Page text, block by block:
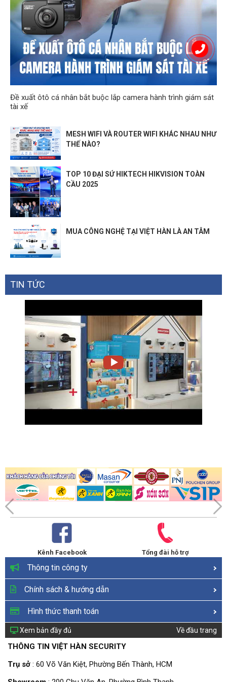
OneMesh™ products.
Parental Controls
URL Filtering
Time Controls
WAN Types
Dynamic IP
Static IP
PPPoE
Quality of Service
QoS by Device
NAT Forwarding
Port Triggering
DMZ
IPTV
IGMP Proxy
IGMP Snooping
DHCP
DHCP Client List
DDNS
Management
Tether App
OTHER
System
Requirements
Chrome 20.0+, Safari 4.0+, or other
JavaScript-enabled browser
Cable or DSL Modem (if needed)
Subscription with an internet service
provider (for internet access)
Certifications
FCC, CE, RoHS
Operating Temperature: 0℃~40℃
condensing
Storage Humidity: 5%~90% non-
condensing
TEST DATA
WiFi Transmission
<30dBm(2.4GHz & 5GHz)
WiFi Reception
Sensitivity
5GHz:
11a 6Mbps:-93dBm；11a
54Mbps:-78dBm；
11ac HT20 mcs8:69dBm;11ac HT40
mcs9:-65dBm;
11ac HT80 mcs9:-62dBm;
2.4GHz:
11g 54Mbps:-78dBm;
11n HT20 mcs7:-74dBm;
11n HT40 mcs7:-71dbm；
Đề xuất ôtô cá nhân bắt buộc lắp camera hành trình giám sát
tài xế
MESH WIFI VÀ ROUTER WIFI KHÁC NHAU NHƯ
THẾ NÀO?
TOP 10 ĐẠI SỨ HIKTECH HIKVISION TOÀN
CẦU 2025
MUA CÔNG NGHỆ TẠI VIỆT HÀN LÀ AN TÂM
TIN TỨC
Kênh Facebook Tổng đài hỗ trợ
Thông tin công ty
Chính sách & hướng dẫn
Hình thức thanh toán
Xem bản đầy đủ Về đầu trang
THÔNG TIN VIỆT HÀN SECURITY
Trụ sở : 60 Võ Văn Kiệt, Phường Bến Thành, HCM